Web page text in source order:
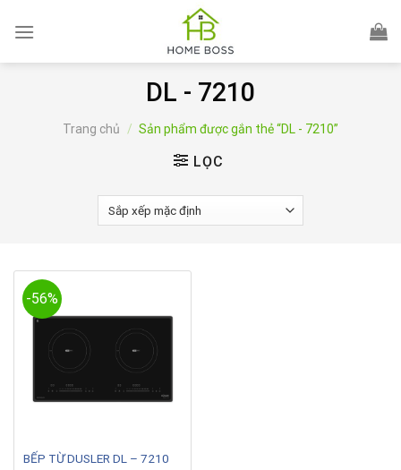
DL - 7210
Trang chủ / Sản phẩm được gắn thẻ “DL - 7210”
LỌC
-56%
BẾP TỪ DUSLER DL – 7210